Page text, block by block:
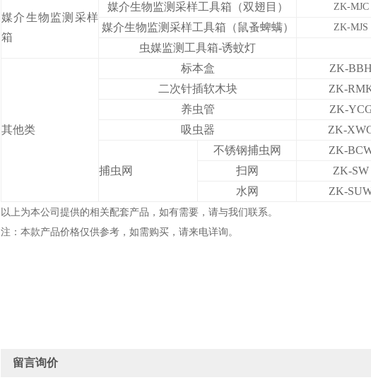
媒介生物监测采样
箱
媒介生物监测采样工具箱（双翅目） ZK-MJC
媒介生物监测采样工具箱（鼠蚤蜱螨） ZK-MJS
虫媒监测工具箱-诱蚊灯
其他类
标本盒
ZK-BBH
二次针插软木块
ZK-
养虫管
ZK-
吸虫器
ZK-
捕虫网
不锈钢捕虫网
ZK-
扫网
ZK-SW
水网
ZK-
以上为本公司提供的相关配套产品，如有需要，请与我们联系。
注：本款产品价格仅供参考，如需购买，请来电详询。
留言询价